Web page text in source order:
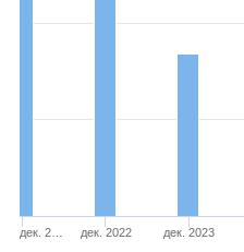
дек. 2… дек. 2022 дек. 2023